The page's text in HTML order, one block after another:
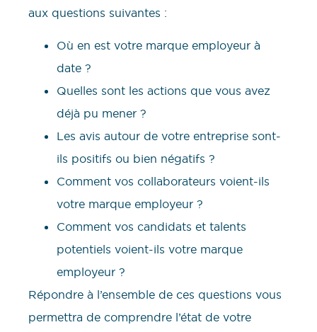
aux questions suivantes :
Où en est votre marque employeur à
date ?
Quelles sont les actions que vous avez
déjà pu mener ?
Les avis autour de votre entreprise sont-
ils positifs ou bien négatifs ?
Comment vos collaborateurs voient-ils
votre marque employeur ?
Comment vos candidats et talents
potentiels voient-ils votre marque
employeur ?
Répondre à l’ensemble de ces questions vous
permettra de comprendre l’état de votre